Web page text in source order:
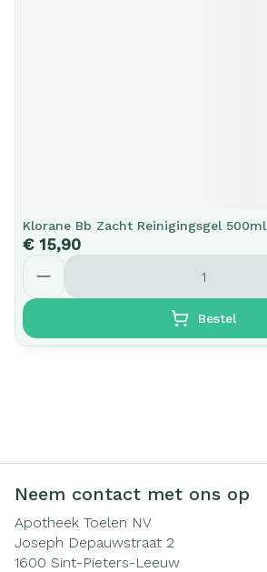
Klorane Bb Zacht Reinigingsgel 500ml
€ 15,90
Aantal
Bestel
Neem contact met ons op
Apotheek Toelen NV
Joseph Depauwstraat 2
1600 Sint-Pieters-Leeuw